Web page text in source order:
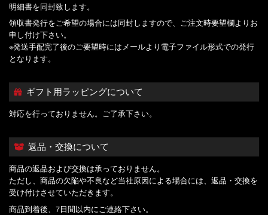
明細書を同封致します。
領収書発行をご希望の場合には同封しますので、ご注文時要望欄よりお
申し付け下さい。
※発送手配完了後のご要望時にはメールより電子ファイル形式での発行
となります。
ギフト用ラッピングについて
対応を行っておりません。ご了承下さい。
返品・交換について
商品の返品および交換は承っておりません。
ただし、商品の欠陥や不良など当社原因による場合には、返品・交換を
受け付けさせていただきます。
商品到着後、7日間以内にご連絡下さい。